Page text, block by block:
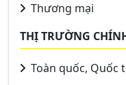
Thương mại
THỊ TRƯỜNG
Toàn quốc, Quốc